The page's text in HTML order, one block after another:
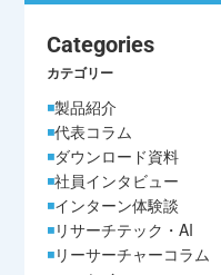
Categories
カテゴリー
製品紹介
代表コラム
ダウンロード資料
社員インタビュー
インターン体験談
リサーチテック・AI
リーサーチャーコラム